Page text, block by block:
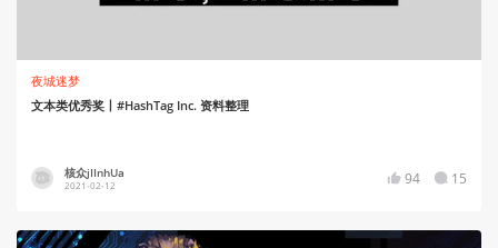
夜城迷梦
文本类优秀奖丨#HashTag Inc. 资料整理
核众jIInhUa
2021-02-12 94 15